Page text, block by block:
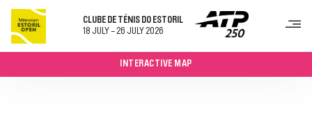
CLUBE DE TÉNIS DO ESTORIL
18 JULY - 26 JULY 2026
INTERACTIVE MAP